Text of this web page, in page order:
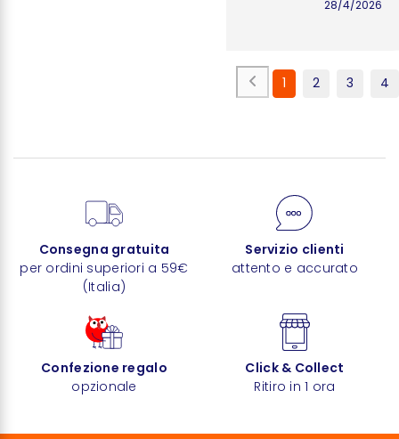
28/4/2026
1 2 3 4
Consegna gratuita
per ordini superiori a 59€
(Italia)
Servizio clienti
attento e accurato
Confezione regalo
opzionale
Click & Collect
Ritiro in 1 ora